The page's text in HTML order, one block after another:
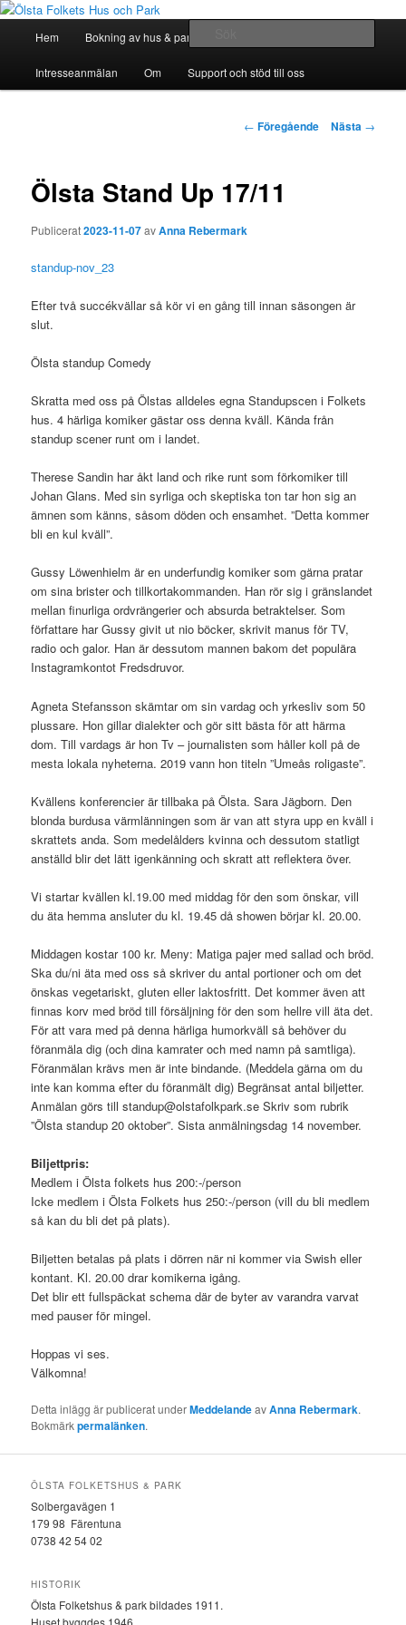
Hoppa
huvudinnehåll
Ölsta Folkets Hus och Park
Hem Bokning av hus & park
Intresseanmälan Om Support och stöd till oss
Inläggsnavigering
← Föregående Nästa →
Ölsta Stand Up 17/11
Publicerat2023-11-07avAnna Rebermark
standup-nov_23
Efter två succékvällar så kör vi en gång till innan säsongen är
slut.
Ölsta standup Comedy
Skratta med oss på Ölstas alldeles egna Standupscen i Folkets
hus. 4 härliga komiker gästar oss denna kväll. Kända från
standup scener runt om i landet.
Therese Sandin har åkt land och rike runt som förkomiker till
Johan Glans. Med sin syrliga och skeptiska ton tar hon sig an
ämnen som känns, såsom döden och ensamhet. ”Detta kommer
bli en kul kväll”.
Gussy Löwenhielm är en underfundig komiker som gärna pratar
om sina brister och tillkortakommanden. Han rör sig i gränslandet
mellan finurliga ordvrängerier och absurda betraktelser. Som
författare har Gussy givit ut nio böcker, skrivit manus för TV,
radio och galor. Han är dessutom mannen bakom det populära
Instagramkontot Fredsdruvor.
Agneta Stefansson skämtar om sin vardag och yrkesliv som 50
plussare. Hon gillar dialekter och gör sitt bästa för att härma
dom. Till vardags är hon Tv – journalisten som håller koll på de
mesta lokala nyheterna. 2019 vann hon titeln ”Umeås roligaste”.
Kvällens konferencier är tillbaka på Ölsta. Sara Jägborn. Den
blonda burdusa värmlänningen som är van att styra upp en kväll i
skrattets anda. Som medelålders kvinna och dessutom statligt
anställd blir det lätt igenkänning och skratt att reflektera över.
Vi startar kvällen kl.19.00 med middag för den som önskar, vill
du äta hemma ansluter du kl. 19.45 då showen börjar kl. 20.00.
Middagen kostar 100 kr. Meny: Matiga pajer med sallad och bröd.
Ska du/ni äta med oss så skriver du antal portioner och om det
önskas vegetariskt, gluten eller laktosfritt. Det kommer även att
finnas korv med bröd till försäljning för den som hellre vill äta det.
För att vara med på denna härliga humorkväll så behöver du
föranmäla dig (och dina kamrater och med namn på samtliga).
Föranmälan krävs men är inte bindande. (Meddela gärna om du
inte kan komma efter du föranmält dig) Begränsat antal biljetter.
Anmälan görs till standup@olstafolkpark.se Skriv som rubrik
”Ölsta standup 20 oktober”. Sista anmälningsdag 14 november.
Biljettpris:
Medlem i Ölsta folkets hus 200:-/person
Icke medlem i Ölsta Folkets hus 250:-/person (vill du bli medlem
så kan du bli det på plats).
Biljetten betalas på plats i dörren när ni kommer via Swish eller
kontant. Kl. 20.00 drar komikerna igång.
Det blir ett fullspäckat schema där de byter av varandra varvat
med pauser för mingel.
Hoppas vi ses.
Välkomna!
Detta inlägg är publicerat underMeddelandeavAnna Rebermark.
Bokmärkpermalänken.
ÖLSTA FOLKETSHUS & PARK
Solbergavägen 1
179 98 Färentuna
0738 42 54 02
HISTORIK
Ölsta Folketshus & park bildades 1911.
Huset byggdes 1946